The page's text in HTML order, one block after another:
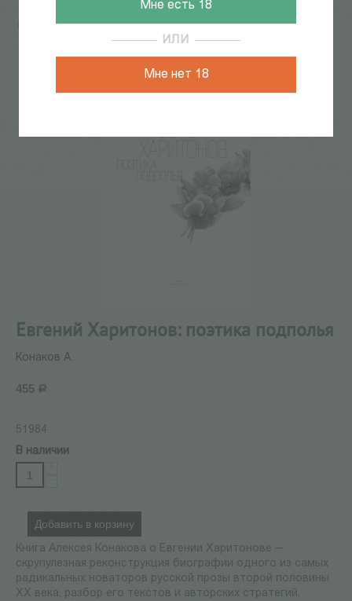
Мне есть 18
ИЛИ
Мне нет 18
Главная / КАТАЛОГ КНИГ / документальная литература
Евгений Харитонов: поэтика подполья
Евгений Харитонов: поэтика подполья
Конаков А.
455 Р
51984
В наличии
Добавить в корзину
Книга Алексея Конакова о Евгении Харитонове —
скрупулезная реконструкция биографии одного из самых
радикальных новаторов русской прозы второй половины
XX века, разбор его текстов и авторских стратегий,